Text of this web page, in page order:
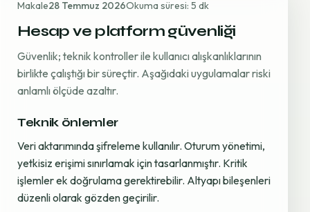
Makale28 Temmuz 2026Okuma süresi: 5 dk
Hesap ve platform güvenliği
Güvenlik; teknik kontroller ile kullanıcı alışkanlıklarının
birlikte çalıştığı bir süreçtir. Aşağıdaki uygulamalar riski
anlamlı ölçüde azaltır.
Teknik önlemler
Veri aktarımında şifreleme kullanılır. Oturum yönetimi,
yetkisiz erişimi sınırlamak için tasarlanmıştır. Kritik
işlemler ek doğrulama gerektirebilir. Altyapı bileşenleri
düzenli olarak gözden geçirilir.